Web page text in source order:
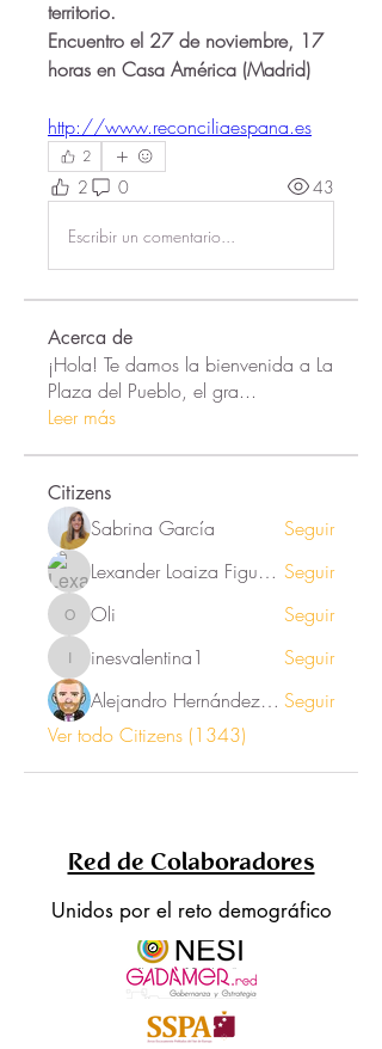
territorio.
Encuentro el 27 de noviembre, 17
horas en Casa América (Madrid)
http://www.reconciliaespana.es
2
2 0 43
Escribir un comentario...
Acerca de
¡Hola! Te damos la bienvenida a La
Plaza del Pueblo, el gra...
Leer más
Citizens
Sabrina García
Seguir
Lexander Loaiza Figueroa Seguir
Oli Oli Seguir
inesvalentina1
inesvalentina1
Seguir
Alejandro Hernández Renner Seguir
Ver todo Citizens (1343)
Red de Colaboradores
Unidos por el reto demográfico